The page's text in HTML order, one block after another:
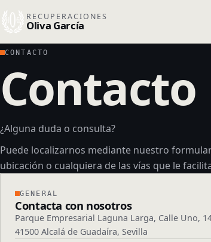
RECUPERACIONES
Oliva García
CONTACTO
Contacto
¿Alguna duda o consulta?
Puede localizarnos mediante nuestro
ubicación o cualquiera de las vías que le
Datos de contacto
GENERAL
Contacta con nosotros
Parque Empresarial Laguna Larga, Calle Uno,
41500 Alcalá de Guadaíra, Sevilla